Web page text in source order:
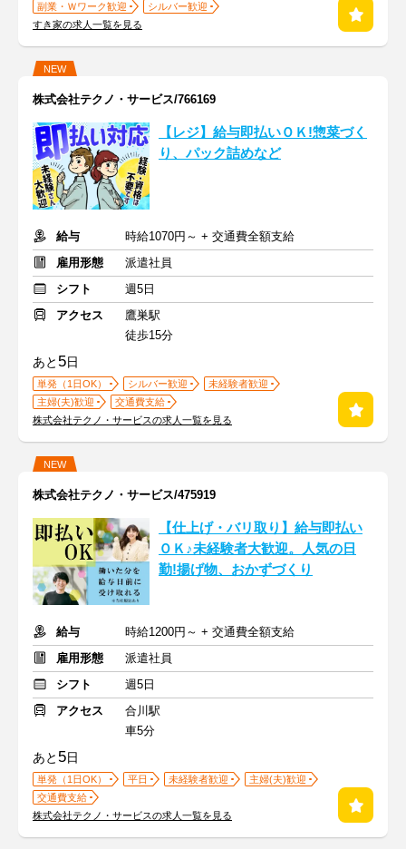
副業・Ｗワーク歓迎
シルバー歓迎
すき家の求人一覧を見る
NEW
株式会社テクノ・サービス/766169
【レジ】給与即払いＯＫ!惣菜づく
り、パック詰めなど
給与
時給1070円～ + 交通費全額支給
雇用形態
派遣社員
シフト
週5日
アクセス
鷹巣駅
徒歩15分
あと 5日
単発（1日OK） シルバー歓迎
未経験者歓迎
主婦(夫)歓迎
交通費支給
株式会社テクノ・サービスの求人一覧を見る
NEW
株式会社テクノ・サービス/475919
【仕上げ・バリ取り】給与即払い
ＯＫ♪未経験者大歓迎。人気の日
勤!揚げ物、おかずづくり
給与
時給1200円～ + 交通費全額支給
雇用形態
派遣社員
シフト
週5日
アクセス
合川駅
車5分
あと 5日
単発（1日OK） 平日 未経験者歓迎
主婦(夫)歓迎
交通費支給
株式会社テクノ・サービスの求人一覧を見る